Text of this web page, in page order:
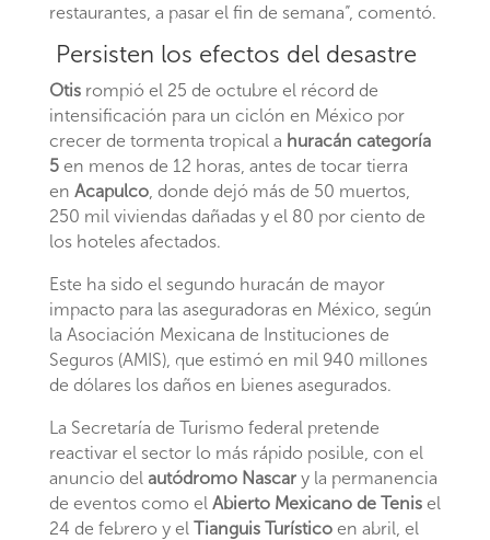
restaurantes, a pasar el fin de semana”, comentó.
Persisten los efectos del desastre
Otisrompió el 25 de octubre el récord de
intensificación para un ciclón en México por
crecer de tormenta tropical a huracán categoría
5en menos de 12 horas, antes de tocar tierra
en Acapulco, donde dejó más de 50 muertos,
250 mil viviendas dañadas y el 80 por ciento de
los hoteles afectados.
Este ha sido el segundo huracán de mayor
impacto para las aseguradoras en México, según
la Asociación Mexicana de Instituciones de
Seguros (AMIS), que estimó en mil 940 millones
de dólares los daños en bienes asegurados.
La Secretaría de Turismo federal pretende
reactivar el sector lo más rápido posible, con el
anuncio del autódromo Nascary la permanencia
de eventos como el Abierto Mexicano de Tenisel
24 de febrero y el Tianguis Turísticoen abril, el